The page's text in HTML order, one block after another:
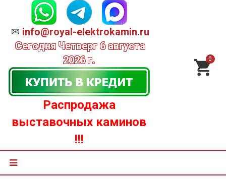
✉ info@royal-elektrokamin.ru
Сегодня Четверг 6 августа
2026 г.
Распродажа
выставочных каминов
!!!
0